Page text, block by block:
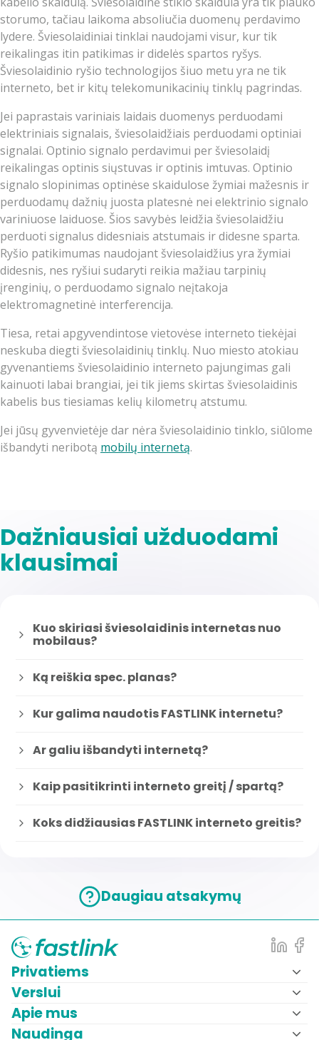
storumo, tačiau laikoma absoliučia duomenų perdavimo
lydere. Šviesolaidiniai tinklai naudojami visur, kur tik
reikalingas itin patikimas ir didelės spartos ryšys.
Šviesolaidinio ryšio technologijos šiuo metu yra ne tik
interneto, bet ir kitų telekomunikacinių tinklų pagrindas.
Jei paprastais variniais laidais duomenys perduodami
elektriniais signalais, šviesolaidžiais perduodami optiniai
signalai. Optinio signalo perdavimui per šviesolaidį
reikalingas optinis siųstuvas ir optinis imtuvas. Optinio
signalo slopinimas optinėse skaidulose žymiai mažesnis ir
perduodamų dažnių juosta platesnė nei elektrinio signalo
variniuose laiduose. Šios savybės leidžia šviesolaidžiu
perduoti signalus didesniais atstumais ir didesne sparta.
Ryšio patikimumas naudojant šviesolaidžius yra žymiai
didesnis, nes ryšiui sudaryti reikia mažiau tarpinių
įrenginių, o perduodamo signalo neįtakoja
elektromagnetinė interferencija.
Tiesa, retai apgyvendintose vietovėse interneto tiekėjai
neskuba diegti šviesolaidinių tinklų. Nuo miesto atokiau
gyvenantiems šviesolaidinio interneto pajungimas gali
kainuoti labai brangiai, jei tik jiems skirtas šviesolaidinis
kabelis bus tiesiamas kelių kilometrų atstumu.
Jei jūsų gyvenvietėje dar nėra šviesolaidinio tinklo, siūlome
išbandyti neribotą mobilų internetą.
Dažniausiai užduodami
klausimai
Kuo skiriasi šviesolaidinis internetas nuo
mobilaus?
Ką reiškia spec. planas?
Kur galima naudotis FASTLINK internetu?
Kaune
Klaipėdoje
Šiauliuose
Panevėžyje
Alytuje
Marijampolėje
Mažeikiuose
Jonavoje
Utenoje
Ar galiu išbandyti internetą?
Kaip pasitikrinti interneto greitį / spartą?
Koks didžiausias FASTLINK interneto greitis?
Daugiau atsakymų
Privatiems
Verslui
Apie mus
Naudinga